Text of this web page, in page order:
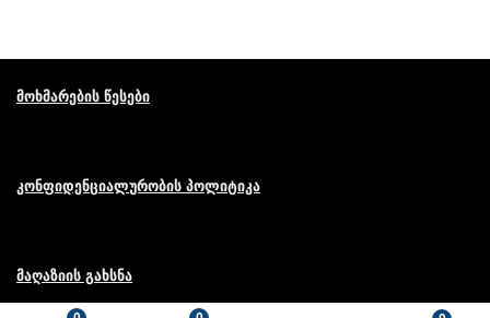
მოხმარების წესები
კონფიდენციალურობის პოლიტიკა
მაღაზიის გახსნა